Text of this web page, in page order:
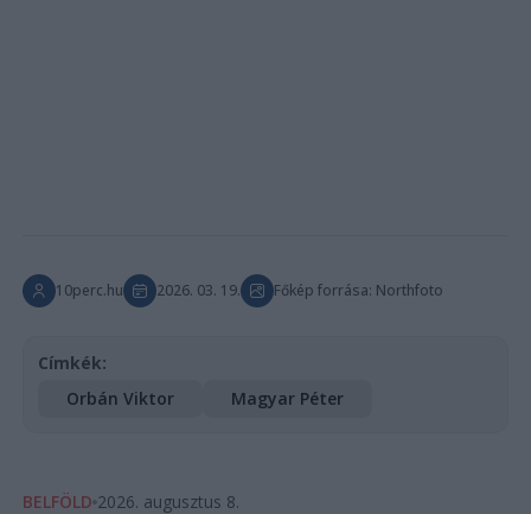
10perc.hu 2026. 03. 19. Főkép forrása: Northfoto
Címkék:
Orbán Viktor
Magyar Péter
BELFÖLD 2026. augusztus 8.